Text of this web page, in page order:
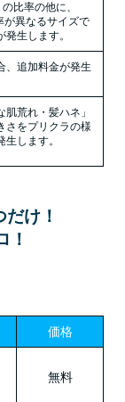
比率の他に、
が異なるサイズで
生します。
、追加料金が発生
肌荒れ・髪ハネ」
さをプリクラの様
します。
け！
！
価格
無料